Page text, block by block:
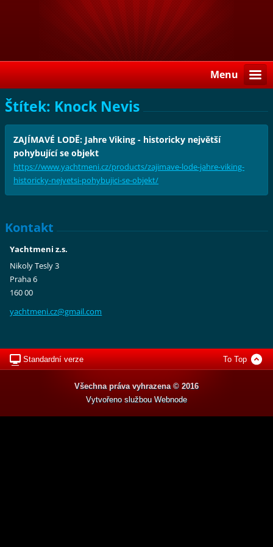
Menu
Štítek: Knock Nevis
ZAJÍMAVÉ LODĚ: Jahre Viking - historicky největší
pohybující se objekt
https://www.yachtmeni.cz/products/zajimave-lode-jahre-viking-
historicky-nejvetsi-pohybujici-se-objekt/
Kontakt
Yachtmeni z.s.
Nikoly Tesly 3
Praha 6
160 00
yachtmeni.cz@gmail.com
Standardní verze To Top
Všechna práva vyhrazena © 2016
Vytvořeno službou Webnode